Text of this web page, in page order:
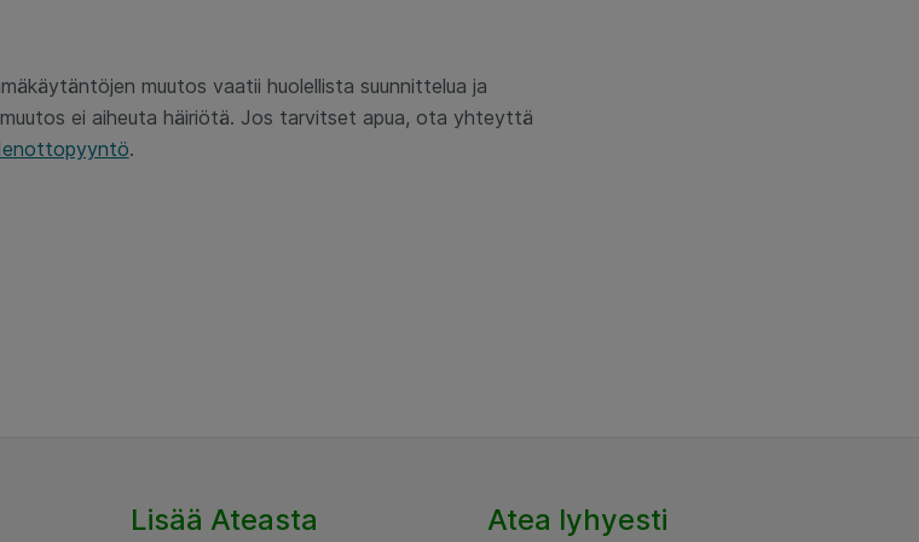
muutos vaatii huolellista suunnittelua ja
ei aiheuta häiriötä. Jos tarvitset apua, ota yhteyttä
.
Lisää Ateasta Atea lyhyesti